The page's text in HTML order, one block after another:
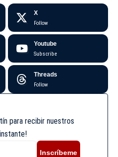
X
Follow
Youtube
Subscribe
Threads
Follow
para recibir nuestros
Inscríbeme